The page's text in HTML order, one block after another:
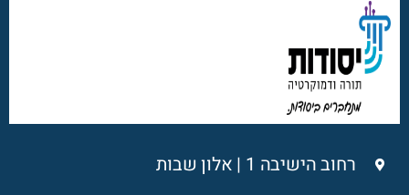
רחוב הישיבה 1 | אלון שבות